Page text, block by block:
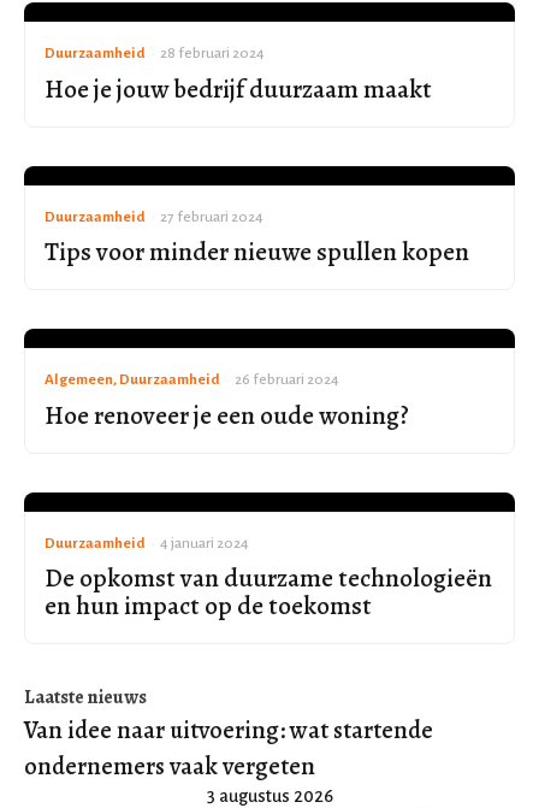
Duurzaamheid 28 februari 2024
Hoe je jouw bedrijf duurzaam maakt
Duurzaamheid 27 februari 2024
Tips voor minder nieuwe spullen kopen
Algemeen, Duurzaamheid 26 februari 2024
Hoe renoveer je een oude woning?
Duurzaamheid 4 januari 2024
De opkomst van duurzame technologieën
en hun impact op de toekomst
Laatste nieuws
Van idee naar uitvoering: wat startende
ondernemers vaak vergeten
3 augustus 2026